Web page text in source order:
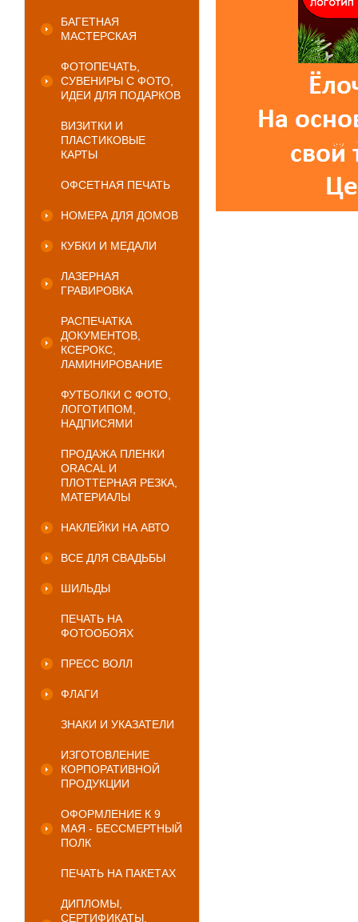
БАГЕТНАЯ
МАСТЕРСКАЯ
ФОТОПЕЧАТЬ,
СУВЕНИРЫ С ФОТО,
ИДЕИ ДЛЯ ПОДАРКОВ
ВИЗИТКИ И
ПЛАСТИКОВЫЕ
КАРТЫ
ОФСЕТНАЯ ПЕЧАТЬ
НОМЕРА ДЛЯ ДОМОВ
КУБКИ И МЕДАЛИ
ЛАЗЕРНАЯ
ГРАВИРОВКА
РАСПЕЧАТКА
ДОКУМЕНТОВ,
КСЕРОКС,
ЛАМИНИРОВАНИЕ
ФУТБОЛКИ С ФОТО,
ЛОГОТИПОМ,
НАДПИСЯМИ
ПРОДАЖА ПЛЕНКИ
ORACAL И
ПЛОТТЕРНАЯ РЕЗКА,
МАТЕРИАЛЫ
НАКЛЕЙКИ НА АВТО
ВСЕ ДЛЯ СВАДЬБЫ
ШИЛЬДЫ
ПЕЧАТЬ НА
ФОТООБОЯХ
ПРЕСС ВОЛЛ
ФЛАГИ
ЗНАКИ И УКАЗАТЕЛИ
ИЗГОТОВЛЕНИЕ
КОРПОРАТИВНОЙ
ПРОДУКЦИИ
ОФОРМЛЕНИЕ К 9
МАЯ - БЕССМЕРТНЫЙ
ПОЛК
ПЕЧАТЬ НА ПАКЕТАХ
ДИПЛОМЫ,
СЕРТИФИКАТЫ,